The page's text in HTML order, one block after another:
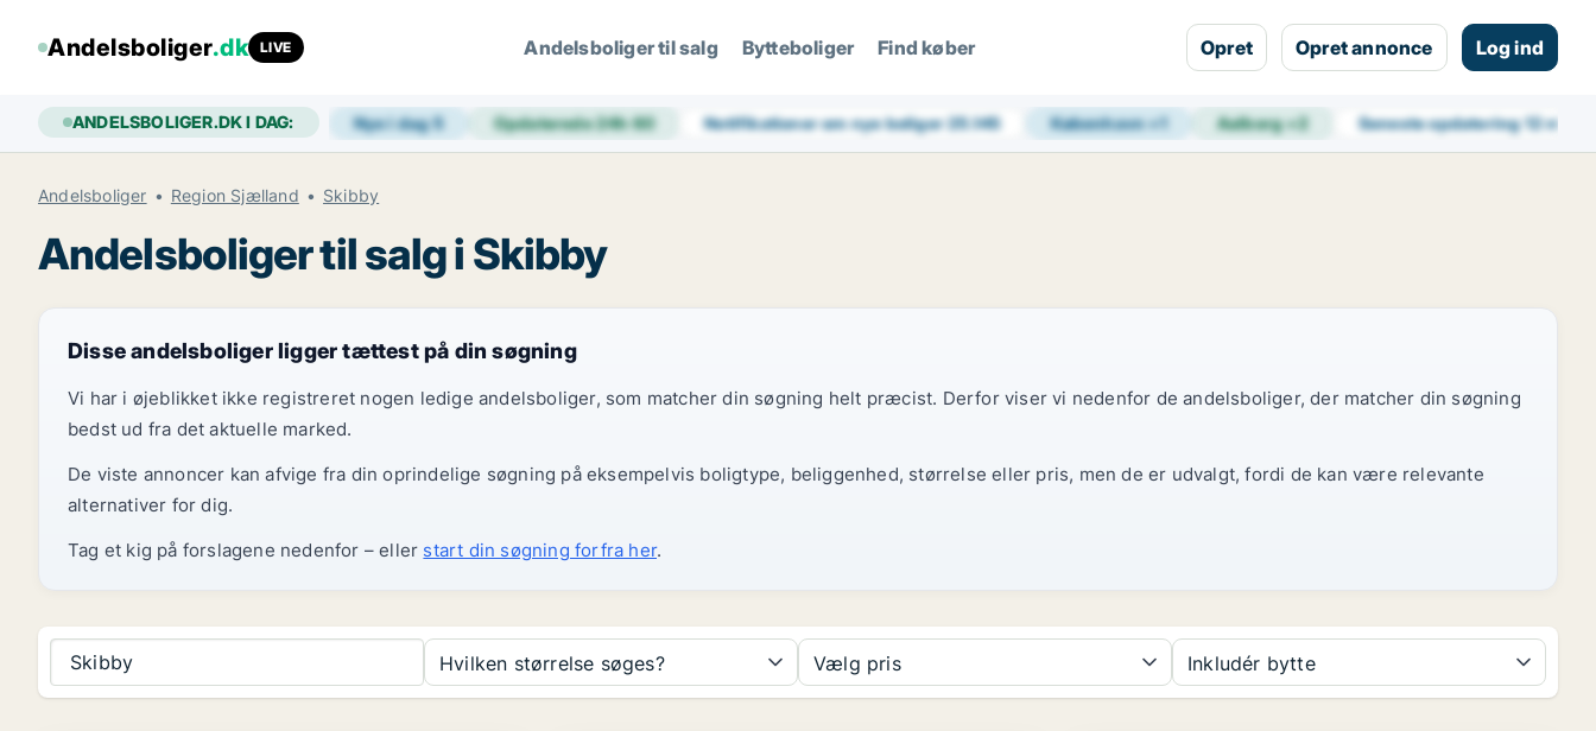
Andelsboliger.dk LIVE Andelsboliger til salg Bytteboliger Find køber Opret Opret annonce Log ind
ANDELSBOLIGER.DK I DAG: Nye i dag5 Opdaterede 24h60 Notifikationer om nye boliger25.145 København+1 Aalborg+2 Seneste opdatering12 min
Andelsboliger Region Sjælland Skibby
Andelsboliger til salg i Skibby
Disse andelsboliger ligger tættest på din søgning
Vi har i øjeblikket ikke registreret nogen ledige andelsboliger, som matcher din søgning helt præcist. Derfor viser vi nedenfor de andelsboliger, der matcher din søgning
bedst ud fra det aktuelle marked.
De viste annoncer kan afvige fra din oprindelige søgning på eksempelvis boligtype, beliggenhed, størrelse eller pris, men de er udvalgt, fordi de kan være relevante
alternativer for dig.
Tag et kig på forslagene nedenfor – eller start din søgning forfra her.
Skibby Hvilken størrelse søges? Vælg pris Inkludér bytte